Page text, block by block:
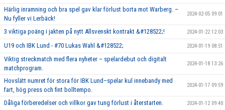
Härlig inramning och bra spel gav klar förlust borta mot Warberg. –
Nu fyller vi Lerbäck!
2024-02-05 09:01
3 viktiga poäng i jakten på nytt Allsvenskt kontrakt &#128522;! 2024-01-22 12:03
U19 och IBK Lund - #70 Lukas Wahl &#128522; 2024-01-19 08:51
Viktig streckmatch med flera nyheter – spelardebut och digitalt
matchprogram.
2024-01-18 13:26
Hovslätt numret för stora för IBK Lund–spelar kul innebandy med
fart, hög press och fint bolltempo.
2024-01-17 09:59
Dåliga förberedelser och villkor gav tung förlust i återstarten. 2024-01-12 09:40